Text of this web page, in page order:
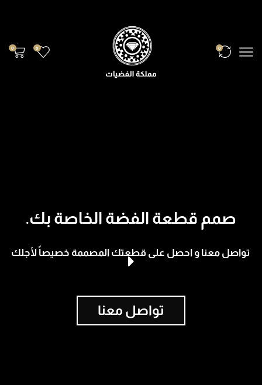
0
0
0
تواصل معنا و احصل على قطعتك المصممة خصيصاً لأجلك
صمم قطعة الفضة الخاصة بك.
تواصل معنا